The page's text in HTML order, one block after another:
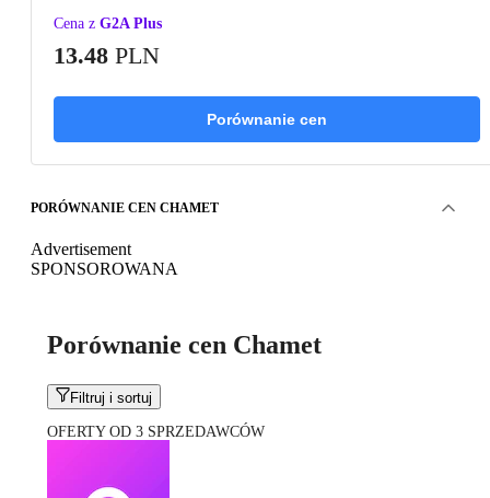
Cena z G2A Plus
13.48 PLN
Porównanie cen
PORÓWNANIE CEN CHAMET
Advertisement
SPONSOROWANA
Porównanie cen Chamet
Filtruj i sortuj
OFERTY OD 3 SPRZEDAWCÓW